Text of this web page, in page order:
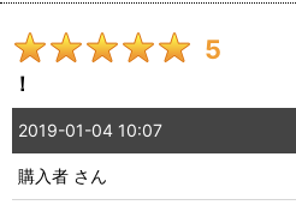
5
！
2019-01-04 10:07
購入者 さん